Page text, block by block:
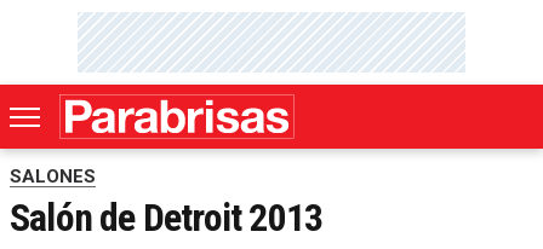
SALONES
Salón de Detroit 2013